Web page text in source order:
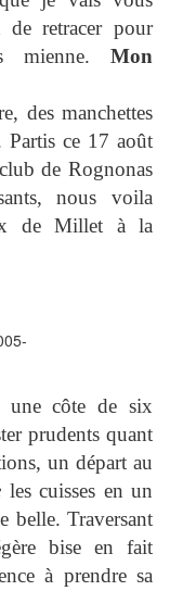
de retracer pour
mienne. Mon
des manchettes
Partis ce 17 août
de Rognonas
nous voila
de Millet à la
une côte de six
prudents quant
un départ au
les cuisses en un
belle. Traversant
bise en fait
à prendre sa